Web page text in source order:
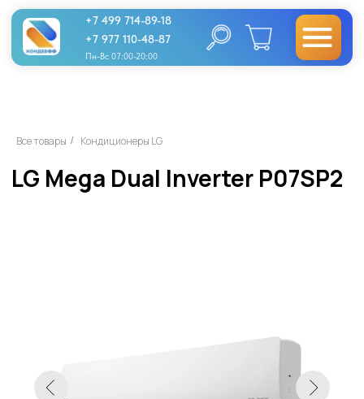
+7 499 714-89-18
+7 977 110-48-87
Пн-Вс 07:00-20:00
Все товары / Кондиционеры LG